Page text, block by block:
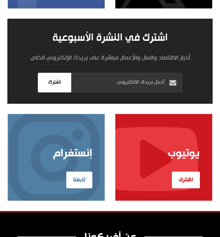
اشترك في النشرة الأسبوعية
أخبار الاقتصاد والمال والأعمال مباشرة على بريدك الإلكتروني الخاص
اشترك
إنستغرام
تابعنا
يوتيوب
اشترك